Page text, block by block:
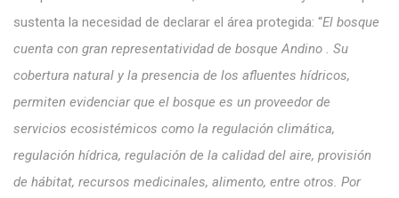
sustenta la necesidad de declarar el área protegida: “El bosque
cuenta con gran representatividad de bosque Andino . Su
cobertura natural y la presencia de los afluentes hídricos,
permiten evidenciar que el bosque es un proveedor de
servicios ecosistémicos como la regulación climática,
regulación hídrica, regulación de la calidad del aire, provisión
de hábitat, recursos medicinales, alimento, entre otros. Por